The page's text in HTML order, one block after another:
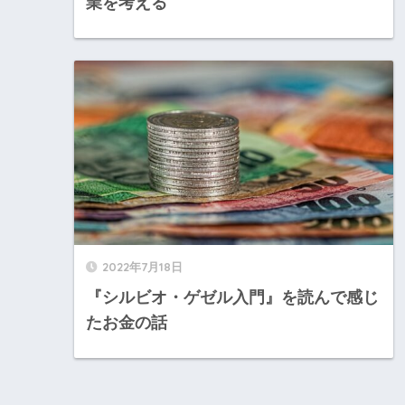
2022年7月18日
『シルビオ・ゲゼル入門』を読んで感じ
たお金の話